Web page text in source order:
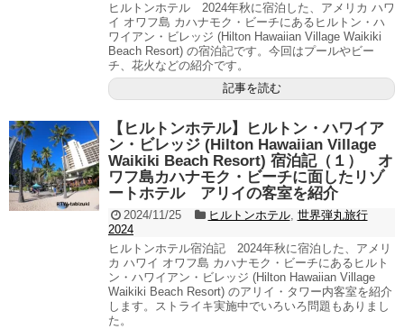
ヒルトンホテル 2024年秋に宿泊した、アメリカ ハワ
イ オワフ島 カハナモク・ビーチにあるヒルトン・ハ
ワイアン・ビレッジ (Hilton Hawaiian Village Waikiki
Beach Resort) の宿泊記です。今回はプールやビー
チ、花火などの紹介です。
記事を読む
【ヒルトンホテル】ヒルトン・ハワイア
ン・ビレッジ (Hilton Hawaiian Village
Waikiki Beach Resort) 宿泊記（１） オ
ワフ島カハナモク・ビーチに面したリゾ
ートホテル アリイの客室を紹介
2024/11/25 ヒルトンホテル, 世界弾丸旅行
2024
ヒルトンホテル宿泊記 2024年秋に宿泊した、アメリ
カ ハワイ オワフ島 カハナモク・ビーチにあるヒルト
ン・ハワイアン・ビレッジ (Hilton Hawaiian Village
Waikiki Beach Resort) のアリイ・タワー内客室を紹介
します。ストライキ実施中でいろいろ問題もありまし
た。